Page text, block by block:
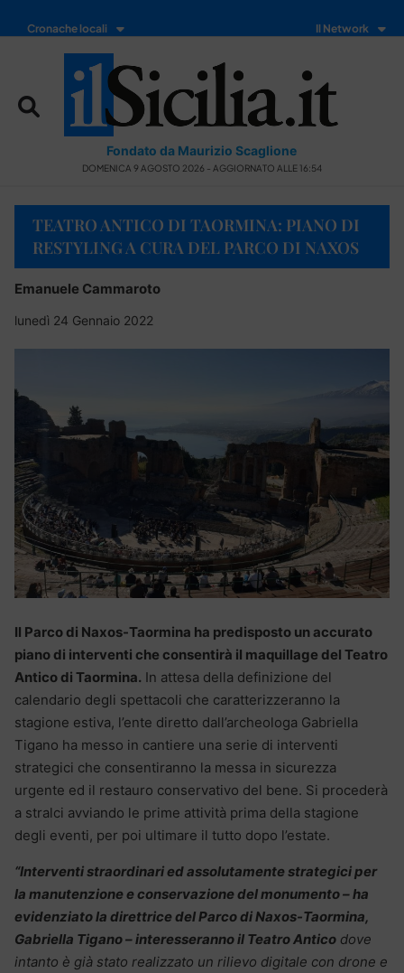
Cronache locali Il Network
Fondato da Maurizio Scaglione
DOMENICA 9 AGOSTO 2026 - AGGIORNATO ALLE 16:54
TEATRO ANTICO DI TAORMINA: PIANO DI
RESTYLING A CURA DEL PARCO DI NAXOS
Emanuele Cammaroto
lunedì 24 Gennaio 2022
Il Parco di Naxos-Taormina ha predisposto un accurato
piano di interventi che consentirà il maquillage del Teatro
Antico di Taormina. In attesa della definizione del
calendario degli spettacoli che caratterizzeranno la
stagione estiva, l’ente diretto dall’archeologa Gabriella
Tigano ha messo in cantiere una serie di interventi
strategici che consentiranno la messa in sicurezza
urgente ed il restauro conservativo del bene. Si procederà
a stralci avviando le prime attività prima della stagione
degli eventi, per poi ultimare il tutto dopo l’estate.
“Interventi straordinari ed assolutamente strategici per
la manutenzione e conservazione del monumento – ha
evidenziato la direttrice del Parco di Naxos-Taormina,
Gabriella Tigano – interesseranno il Teatro Antico dove
intanto è già stato realizzato un rilievo digitale con drone e